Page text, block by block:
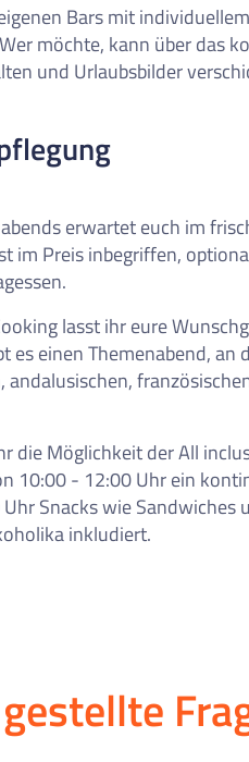
Bars mit
möchte, kann über das
und Urlaubsbilder
erwartet euch im
im Preis inbegriffen,
lasst ihr eure
es einen Themenabend,
andalusischen,
die Möglichkeit der All
10:00 - 12:00 Uhr ein
Snacks wie
inkludiert.